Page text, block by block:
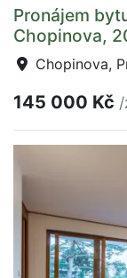
Pronájem
Chopinova,
Chopinova,
145 000 Kč